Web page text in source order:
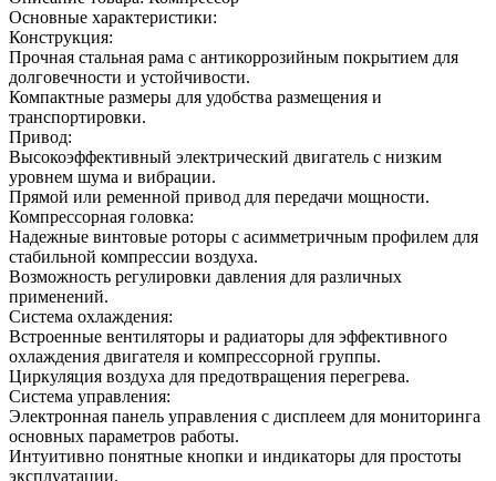
Основные характеристики:
Конструкция:
Прочная стальная рама с антикоррозийным покрытием для
долговечности и устойчивости.
Компактные размеры для удобства размещения и
транспортировки.
Привод:
Высокоэффективный электрический двигатель с низким
уровнем шума и вибрации.
Прямой или ременной привод для передачи мощности.
Компрессорная головка:
Надежные винтовые роторы с асимметричным профилем для
стабильной компрессии воздуха.
Возможность регулировки давления для различных
применений.
Система охлаждения:
Встроенные вентиляторы и радиаторы для эффективного
охлаждения двигателя и компрессорной группы.
Циркуляция воздуха для предотвращения перегрева.
Система управления:
Электронная панель управления с дисплеем для мониторинга
основных параметров работы.
Интуитивно понятные кнопки и индикаторы для простоты
эксплуатации.